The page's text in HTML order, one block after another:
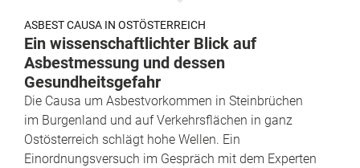
ASBEST CAUSA IN OSTÖSTERREICH
Ein wissenschaftlichter Blick auf
Asbestmessung und dessen
Gesundheitsgefahr
Die Causa um Asbestvorkommen in Steinbrüchen
im Burgenland und auf Verkehrsflächen in ganz
Ostösterreich schlägt hohe Wellen. Ein
Einordnungsversuch im Gespräch mit dem Experten